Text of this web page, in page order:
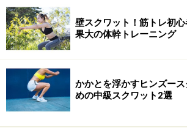
壁スクワット！筋トレ初
果大の体幹トレーニング
かかとを浮かすヒンズー
めの中級スクワット2選